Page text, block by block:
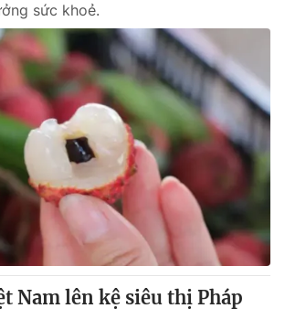
sức khoẻ.
Nam lên kệ siêu thị Pháp